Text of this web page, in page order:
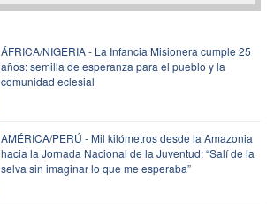
ÁFRICA/NIGERIA - La Infancia Misionera cumple 25
años: semilla de esperanza para el pueblo y la
comunidad eclesial
AMÉRICA/PERÚ - Mil kilómetros desde la Amazonia
hacia la Jornada Nacional de la Juventud: “Salí de la
selva sin imaginar lo que me esperaba”